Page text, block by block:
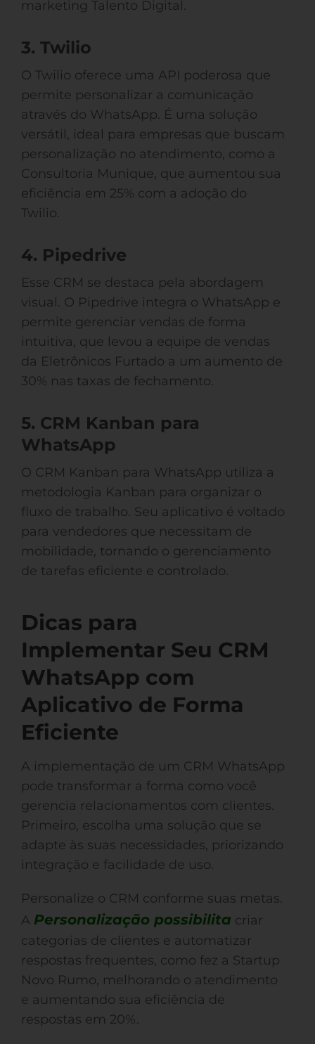
marketing Talento Digital.
3. Twilio
O Twilio oferece uma API poderosa que
permite personalizar a comunicação
através do WhatsApp. É uma solução
versátil, ideal para empresas que buscam
personalização no atendimento, como a
Consultoria Munique, que aumentou sua
eficiência em 25% com a adoção do
Twilio.
4. Pipedrive
Esse CRM se destaca pela abordagem
visual. O Pipedrive integra o WhatsApp e
permite gerenciar vendas de forma
intuitiva, que levou a equipe de vendas
da Eletrônicos Furtado a um aumento de
30% nas taxas de fechamento.
5. CRM Kanban para
WhatsApp
O CRM Kanban para WhatsApp utiliza a
metodologia Kanban para organizar o
fluxo de trabalho. Seu aplicativo é voltado
para vendedores que necessitam de
mobilidade, tornando o gerenciamento
de tarefas eficiente e controlado.
Dicas para
Implementar Seu CRM
WhatsApp com
Aplicativo de Forma
Eficiente
A implementação de um CRM WhatsApp
pode transformar a forma como você
gerencia relacionamentos com clientes.
Primeiro, escolha uma solução que se
adapte às suas necessidades, priorizando
integração e facilidade de uso.
Personalize o CRM conforme suas metas.
A Personalização possibilita criar
categorias de clientes e automatizar
respostas frequentes, como fez a Startup
Novo Rumo, melhorando o atendimento
e aumentando sua eficiência de
respostas em 20%.